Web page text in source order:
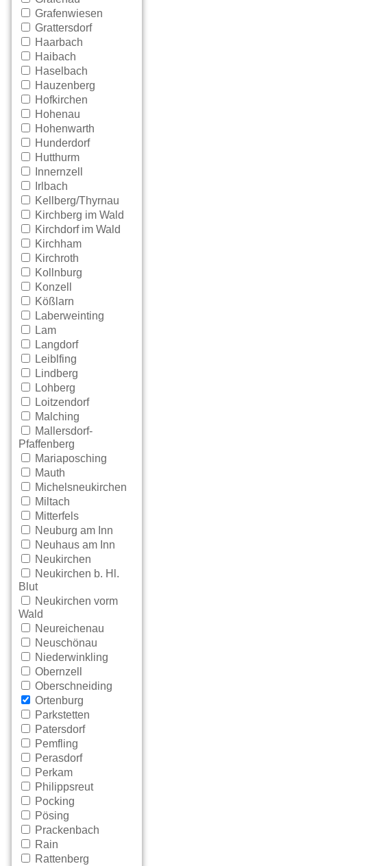
Grafenwiesen
Grattersdorf
Haarbach
Haibach
Haselbach
Hauzenberg
Hofkirchen
Hohenau
Hohenwarth
Hunderdorf
Hutthurm
Innernzell
Irlbach
Kellberg/Thyrnau
Kirchberg im Wald
Kirchdorf im Wald
Kirchham
Kirchroth
Kollnburg
Konzell
Kößlarn
Laberweinting
Lam
Langdorf
Leiblfing
Lindberg
Lohberg
Loitzendorf
Malching
Mallersdorf-
Pfaffenberg
Mariaposching
Mauth
Michelsneukirchen
Miltach
Mitterfels
Neuburg am Inn
Neuhaus am Inn
Neukirchen
Neukirchen b. Hl.
Blut
Neukirchen vorm
Wald
Neureichenau
Neuschönau
Niederwinkling
Obernzell
Oberschneiding
Ortenburg
Parkstetten
Patersdorf
Pemfling
Perasdorf
Perkam
Philippsreut
Pocking
Pösing
Prackenbach
Rain
Rattenberg